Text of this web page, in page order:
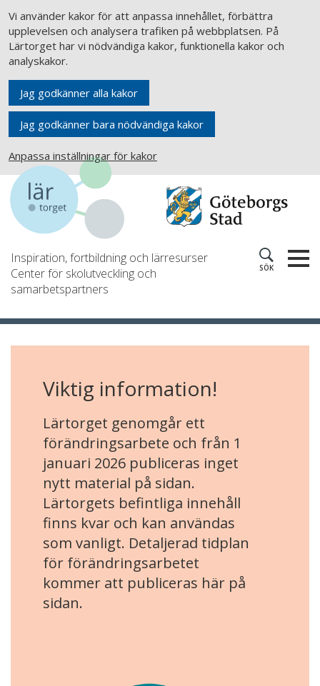
Vi använder kakor för att anpassa innehållet, förbättra
upplevelsen och analysera trafiken på webbplatsen. På
Lärtorget har vi nödvändiga kakor, funktionella kakor och
analyskakor.
Jag godkänner alla kakor
Jag godkänner bara nödvändiga kakor
Anpassa inställningar för kakor
Inspiration, fortbildning och lärresurser
Center för skolutveckling och
samarbetspartners
SÖK
Viktig information!
Lärtorget genomgår ett
förändringsarbete och från 1
januari 2026 publiceras inget
nytt material på sidan.
Lärtorgets befintliga innehåll
finns kvar och kan användas
som vanligt. Detaljerad tidplan
för förändringsarbetet
kommer att publiceras här på
sidan.